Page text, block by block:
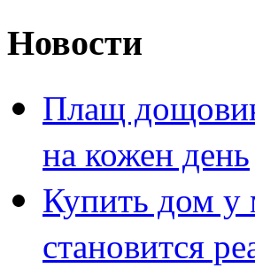
Новости
Плащ
на кожен день
Купить дом у
становится